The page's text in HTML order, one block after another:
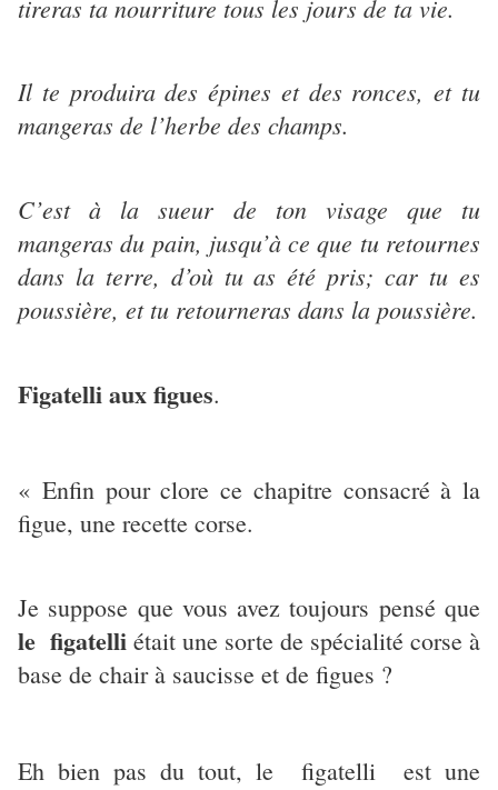
tireras ta nourriture tous les jours de ta vie.
Il te produira des épines et des ronces, et tu
mangeras de l’herbe des champs.
C’est à la sueur de ton visage que tu
mangeras du pain, jusqu’à ce que tu retournes
dans la terre, d’où tu as été pris; car tu es
poussière, et tu retourneras dans la poussière.
Figatelli aux figues.
« Enfin pour clore ce chapitre consacré à la
figue, une recette corse.
Je suppose que vous avez toujours pensé que
le figatelli était une sorte de spécialité corse à
base de chair à saucisse et de figues ?
Eh bien pas du tout, le figatelli est une